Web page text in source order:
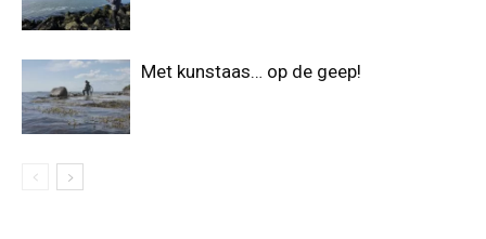
Met kunstaas… op de geep!